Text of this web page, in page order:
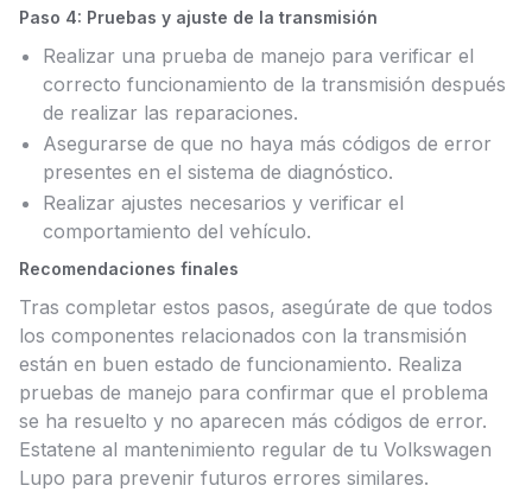
Paso 4: Pruebas y ajuste de la transmisión
Realizar una prueba de manejo para verificar el
correcto funcionamiento de la transmisión después
de realizar las reparaciones.
Asegurarse de que no haya más códigos de error
presentes en el sistema de diagnóstico.
Realizar ajustes necesarios y verificar el
comportamiento del vehículo.
Recomendaciones finales
Tras completar estos pasos, asegúrate de que todos
los componentes relacionados con la transmisión
están en buen estado de funcionamiento. Realiza
pruebas de manejo para confirmar que el problema
se ha resuelto y no aparecen más códigos de error.
Estatene al mantenimiento regular de tu Volkswagen
Lupo para prevenir futuros errores similares.